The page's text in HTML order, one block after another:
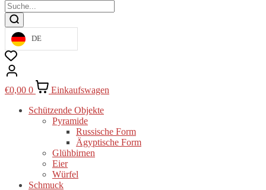
DE
€0,00 0
Einkaufswagen
Schützende Objekte
Pyramide
Russische Form
Ägyptische Form
Glühbirnen
Eier
Würfel
Schmuck